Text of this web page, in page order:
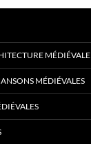
MÉDIÉVALE
MÉDIÉVALES